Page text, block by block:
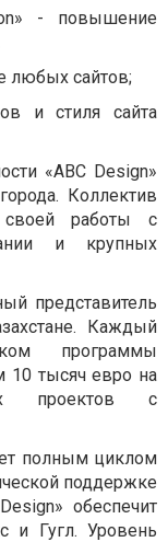
» - повышение
любых сайтов;
и стиля сайта
«ABC Design»
Коллектив
своей работы с
и крупных
Каждый
программы
10 тысяч евро на
проектов с
полным циклом
поддержке
Design» обеспечит
и Гугл. Уровень